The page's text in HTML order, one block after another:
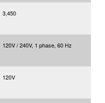
3,450
120V / 240V, 1 phase, 60 Hz
120V